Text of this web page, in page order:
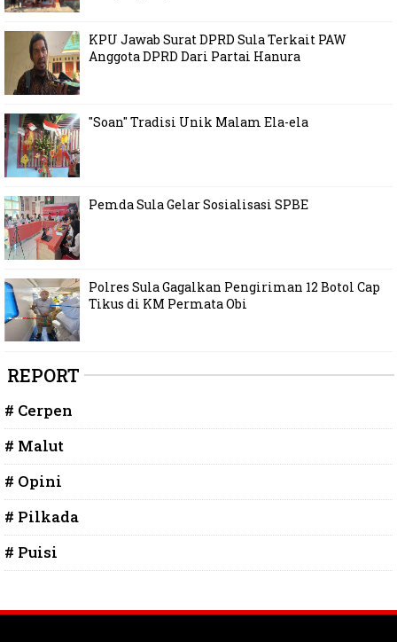
KPU Jawab Surat DPRD Sula Terkait PAW
Anggota DPRD Dari Partai Hanura
"Soan" Tradisi Unik Malam Ela-ela
Pemda Sula Gelar Sosialisasi SPBE
Polres Sula Gagalkan Pengiriman 12 Botol Cap
Tikus di KM Permata Obi
REPORT
# Cerpen
# Malut
# Opini
# Pilkada
# Puisi